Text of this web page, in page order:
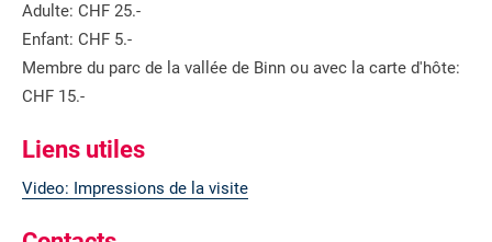
Adulte: CHF 25.-
Enfant: CHF 5.-
Membre du parc de la vallée de Binn ou avec la carte d'hôte:
CHF 15.-
Liens utiles
Video: Impressions de la visite